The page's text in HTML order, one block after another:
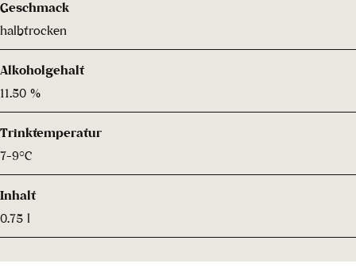
Geschmack
halbtrocken
Alkoholgehalt
11.50 %
Trinktemperatur
7-9°C
Inhalt
0.75 l